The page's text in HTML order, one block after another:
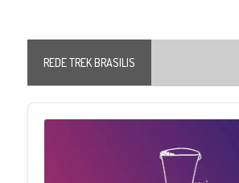
REDE TREK BRASILIS
Audio
Player